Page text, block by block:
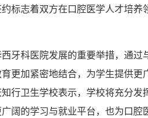
标志着双方在口腔医学人才培养
牙科医院发展的重要举措，通过
更加紧密地结合，为学生提供更
行卫生学校表示，学校将充分发
阔的学习与就业平台，也为口腔